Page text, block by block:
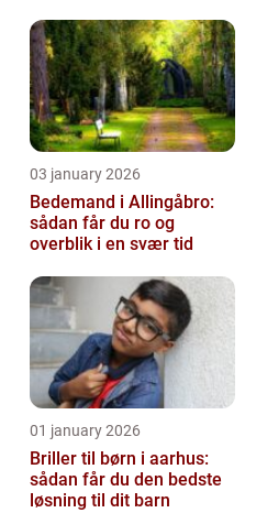
03 january 2026
Bedemand i Allingåbro:
sådan får du ro og
overblik i en svær tid
01 january 2026
Briller til børn i aarhus:
sådan får du den bedste
løsning til dit barn